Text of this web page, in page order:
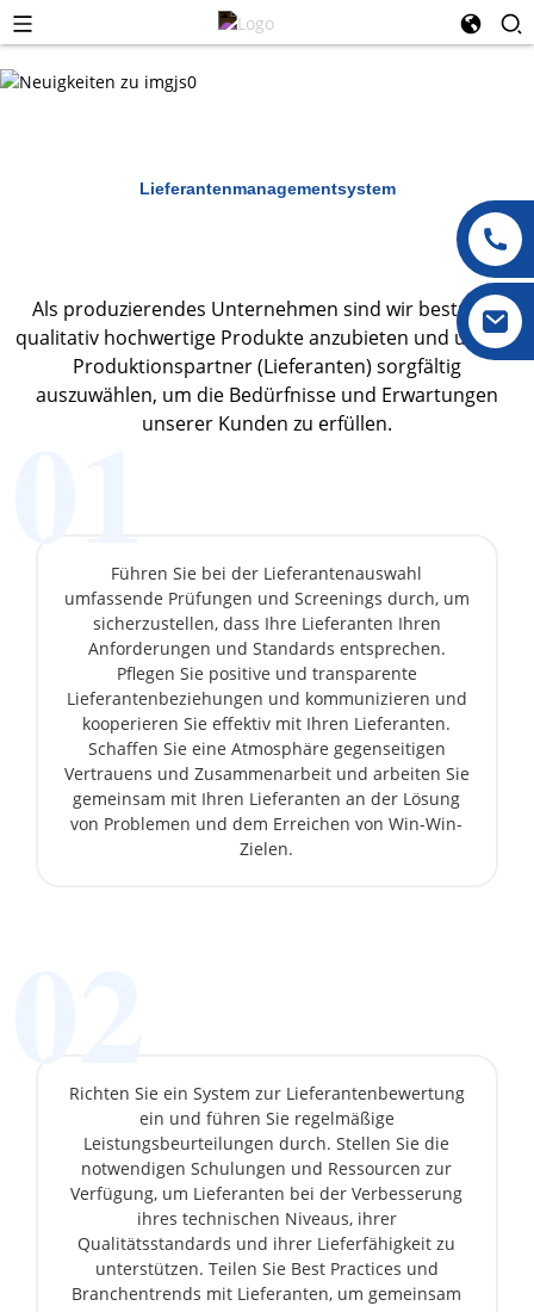
Lieferantenmanagementsystem
Als produzierendes Unternehmen sind wir bestrebt,
qualitativ hochwertige Produkte anzubieten und unsere
Produktionspartner (Lieferanten) sorgfältig
auszuwählen, um die Bedürfnisse und Erwartungen
unserer Kunden zu erfüllen.
01
Führen Sie bei der Lieferantenauswahl
umfassende Prüfungen und Screenings durch, um
sicherzustellen, dass Ihre Lieferanten Ihren
Anforderungen und Standards entsprechen.
Pflegen Sie positive und transparente
Lieferantenbeziehungen und kommunizieren und
kooperieren Sie effektiv mit Ihren Lieferanten.
Schaffen Sie eine Atmosphäre gegenseitigen
Vertrauens und Zusammenarbeit und arbeiten Sie
gemeinsam mit Ihren Lieferanten an der Lösung
von Problemen und dem Erreichen von Win-Win-
Zielen.
Richten Sie ein System zur Lieferantenbewertung
ein und führen Sie regelmäßige
Leistungsbeurteilungen durch. Stellen Sie die
notwendigen Schulungen und Ressourcen zur
Verfügung, um Lieferanten bei der Verbesserung
ihres technischen Niveaus, ihrer
Qualitätsstandards und ihrer Lieferfähigkeit zu
unterstützen. Teilen Sie Best Practices und
Branchentrends mit Lieferanten, um gemeinsam